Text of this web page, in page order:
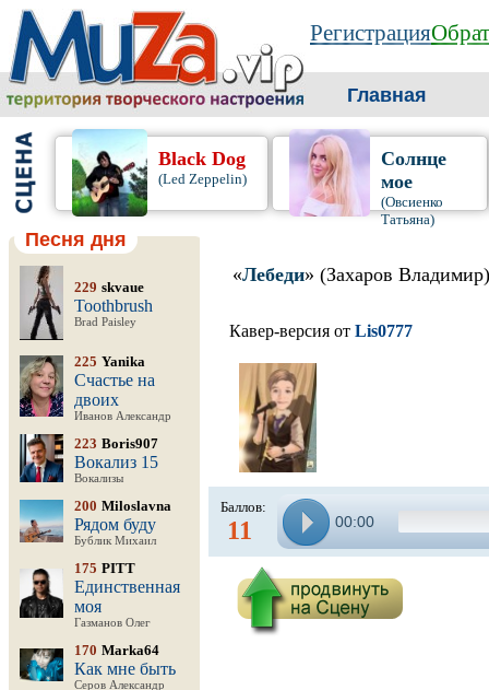
Регистрация
Главная
Black Dog
(Led Zeppelin)
Солнце
мое
(Овсиенко
Татьяна)
Песня дня
229 skvaue
Toothbrush
Brad Paisley
225 Yanika
Счастье на
двоих
Иванов Александр
223 Boris907
Вокализ 15
Вокализы
200 Miloslavna
Рядом буду
Бублик Михаил
175 PITT
Единственная
моя
Газманов Олег
170 Marka64
Как мне быть
Серов Александр
«Лебеди» (Захаров Владимир)
Кавер-версия от Lis0777
Баллов:
11 00:00